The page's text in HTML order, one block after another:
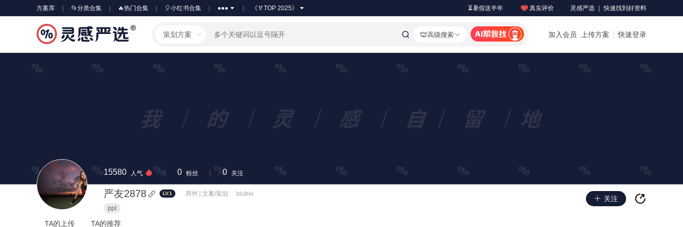
方案库 📂分类合集 🔥热门合集 🎈小红书合集 ●●● 《🏅TOP 2025》 ⏳暑假送半年 真实评价 灵感严选 ｜ 快速找到好资料
策划方案 高级搜索 加入会员 上传方案 快速登录
15580 人气 0 粉丝 0 关注
严友2878 LV.1 郑州 | 文案/策划 biubiu
ppt
关注
TA的上传 TA的推荐